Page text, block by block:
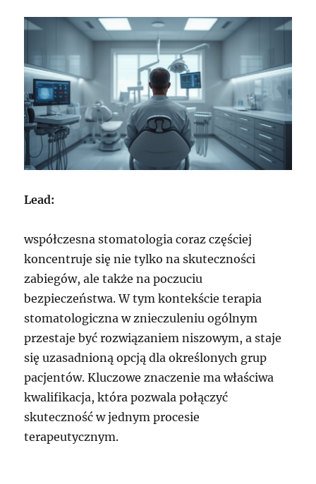
Lead:
współczesna stomatologia coraz częściej
koncentruje się nie tylko na skuteczności
zabiegów, ale także na poczuciu
bezpieczeństwa. W tym kontekście terapia
stomatologiczna w znieczuleniu ogólnym
przestaje być rozwiązaniem niszowym, a staje
się uzasadnioną opcją dla określonych grup
pacjentów. Kluczowe znaczenie ma właściwa
kwalifikacja, która pozwala połączyć
skuteczność w jednym procesie
terapeutycznym.